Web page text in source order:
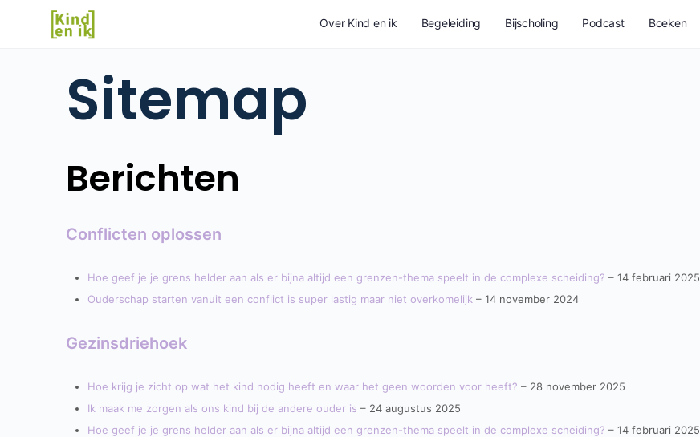
Over Kind en ik Begeleiding Bijscholing Podcast Boeken
Sitemap
Berichten
Conflicten oplossen
Hoe geef je je grens helder aan als er bijna altijd een grenzen-thema speelt in de complexe scheiding? – 14 februari 2025
Ouderschap starten vanuit een conflict is super lastig maar niet overkomelijk – 14 november 2024
Gezinsdriehoek
Hoe krijg je zicht op wat het kind nodig heeft en waar het geen woorden voor heeft? – 28 november 2025
Ik maak me zorgen als ons kind bij de andere ouder is – 24 augustus 2025
Hoe geef je je grens helder aan als er bijna altijd een grenzen-thema speelt in de complexe scheiding? – 14 februari 2025